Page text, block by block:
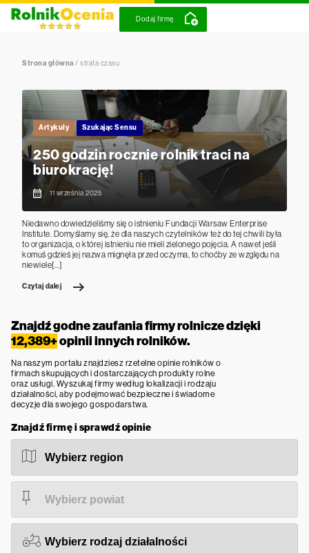
Dodaj firmę
Strona główna / strata czasu
Artykuły Szukając Sensu
250 godzin rocznie rolnik traci na
biurokrację!
11 września 2025
Niedawno dowiedzieliśmy się o istnieniu Fundacji Warsaw Enterprise
Institute. Domyślamy się, że dla naszych czytelników też do tej chwili była
to organizacja, o której istnieniu nie mieli zielonego pojęcia. A nawet jeśli
komuś gdzieś jej nazwa mignęła przed oczyma, to choćby ze względu na
niewiele[…]
Czytaj dalej
Znajdź godne zaufania firmy rolnicze dzięki
12,389+opinii innych rolników.
Na naszym portalu znajdziesz rzetelne opinie rolników o
firmach skupujących i dostarczających produkty rolne
oraz usługi. Wyszukaj firmy według lokalizacji i rodzaju
działalności, aby podejmować bezpieczne i świadome
decyzje dla swojego gospodarstwa.
Znajdź firmę i sprawdź opinie